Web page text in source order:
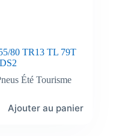
80 TR13 TL 79T
Été Tourisme
Ajouter au panier